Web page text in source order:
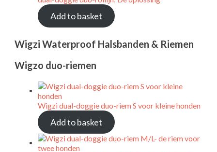
Add to basket
Wigzi Waterproof Halsbanden & Riemen
Wigzo duo-riemen
Wigzi dual-doggie duo-riem S voor kleine honden
Add to basket